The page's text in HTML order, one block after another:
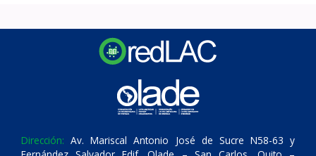
Dirección: Av. Mariscal Antonio José de Sucre N58-63 y